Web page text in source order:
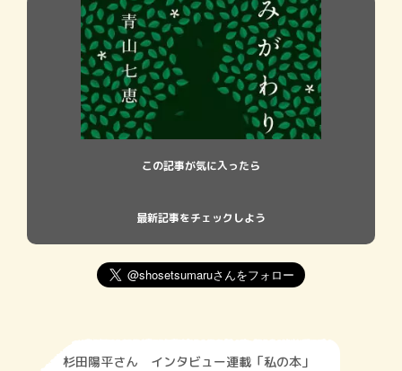
この記事が気に入ったら
最新記事をチェックしよう
杉田陽平さん インタビュー連載「私の本」